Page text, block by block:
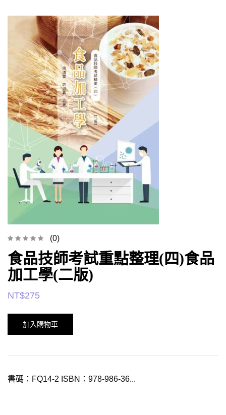
(0)
食品技師考試重點整理(四)食品
加工學(二版)
NT$275
加入購物車
書碼：FQ14-2 ISBN：978-986-36...